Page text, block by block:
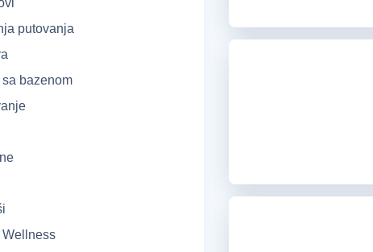
spomenik kulture pod zaštitom države.
zanima religija, Sjenicu krasi
arhistratigu Gavrilu, i
putovanja
sa bazenom
Wellness